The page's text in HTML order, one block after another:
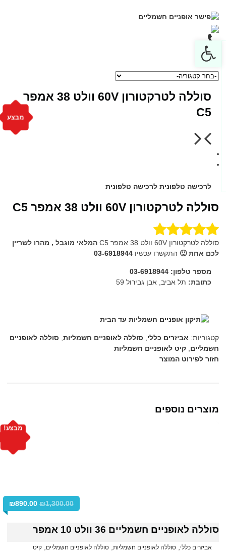
מבצע
סוללה לטרקטורון 60V וולט 38 אמפר
C5
לרכישה טלפונית לרכישה טלפונית
סוללה לטרקטורון 60V וולט 38 אמפר C5
סוללה לטרקטורון 60V וולט 38 אמפר C5
המלאי מוגבל , מהרו לשריין
לכם אחת 🙂התקשרו עכשיו03-6918944
מספר טלפון:03-6918944
כתובת:תל אביב, אבן גבירול 59
קטגוריות:אביזרים כללי, סוללה לאופניים חשמליות,סוללה לאופניים
חשמליים, קיט לאופניים חשמליות
חזור לפירוט המוצר
מוצרים נוספים
מבצע!
₪1,300.00
₪890.00
סוללה לאופניים חשמליים 36 וולט 10 אמפר
אביזרים כללי,סוללה לאופניים חשמליות,סוללה לאופניים חשמליים,קיט